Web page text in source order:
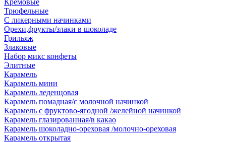
Кремовые
Трюфельные
С ликерными начинками
Орехи,фрукты/злаки в шоколаде
Грильяж
Злаковые
Набор микс конфеты
Элитные
Карамель
Карамель мини
Карамель леденцовая
Карамель помадная/с молочной начинкой
Карамель с фруктово-ягодной /желейной начинкой
Карамель глазированная/в какао
Карамель шоколадно-ореховая /молочно-ореховая
Карамель открытая